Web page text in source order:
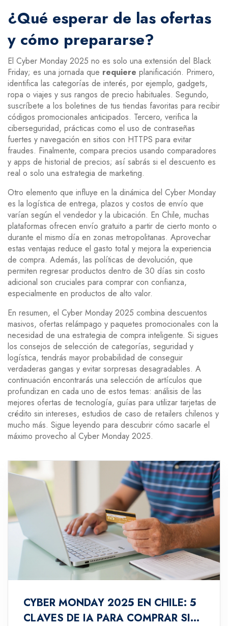
¿Qué esperar de las ofertas
y cómo prepararse?
El Cyber Monday 2025 no es solo una extensión del Black
Friday; es una jornada que requiere planificación. Primero,
identifica las categorías de interés, por ejemplo, gadgets,
ropa o viajes y sus rangos de precio habituales. Segundo,
suscríbete a los boletines de tus tiendas favoritas para recibir
códigos promocionales anticipados. Tercero, verifica la
ciberseguridad, prácticas como el uso de contraseñas
fuertes y navegación en sitios con HTTPS para evitar
fraudes. Finalmente, compara precios usando comparadores
y apps de historial de precios; así sabrás si el descuento es
real o solo una estrategia de marketing.
Otro elemento que influye en la dinámica del Cyber Monday
es la logística de entrega, plazos y costos de envío que
varían según el vendedor y la ubicación. En Chile, muchas
plataformas ofrecen envío gratuito a partir de cierto monto o
durante el mismo día en zonas metropolitanas. Aprovechar
estas ventajas reduce el gasto total y mejora la experiencia
de compra. Además, las políticas de devolución, que
permiten regresar productos dentro de 30 días sin costo
adicional son cruciales para comprar con confianza,
especialmente en productos de alto valor.
En resumen, el Cyber Monday 2025 combina descuentos
masivos, ofertas relámpago y paquetes promocionales con la
necesidad de una estrategia de compra inteligente. Si sigues
los consejos de selección de categorías, seguridad y
logística, tendrás mayor probabilidad de conseguir
verdaderas gangas y evitar sorpresas desagradables. A
continuación encontrarás una selección de artículos que
profundizan en cada uno de estos temas: análisis de las
mejores ofertas de tecnología, guías para utilizar tarjetas de
crédito sin intereses, estudios de caso de retailers chilenos y
mucho más. Sigue leyendo para descubrir cómo sacarle el
máximo provecho al Cyber Monday 2025.
CYBER MONDAY 2025 EN CHILE: 5
CLAVES DE IA PARA COMPRAR SIN